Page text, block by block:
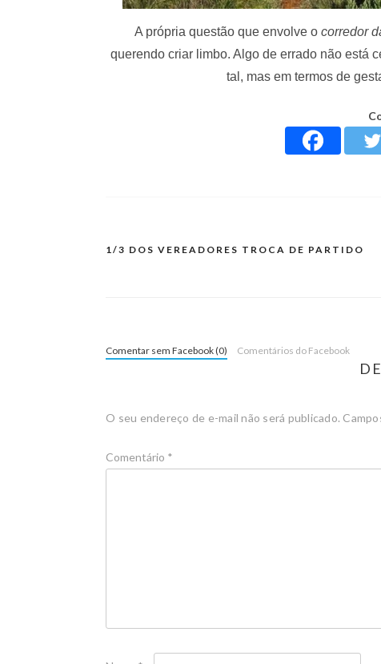
A própria questão que envolve o corredor
querendo criar limbo. Algo de errado não está
tal, mas em termos de
1/3 DOS VEREADORES TROCA DE PARTIDO
Comentar sem Facebook (0) Comentários do Facebook
O seu endereço de e-mail não será publicado.
Comentário *